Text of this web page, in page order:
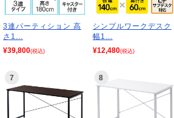
3連パーティション 高
さ1...
¥39,800(税込)
シンプルワークデスク
幅1...
¥12,480(税込)
7 8